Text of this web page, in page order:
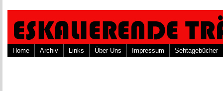
Home Archiv Links Über Uns Impressum Sehtagebücher